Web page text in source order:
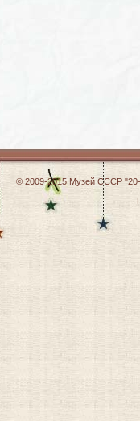
© 2009-2015 Музей СССР